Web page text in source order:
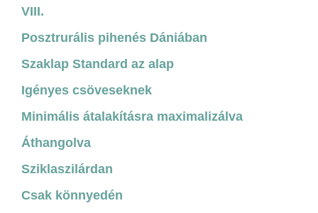
VIII.
Posztrurális pihenés Dániában
Szaklap Standard az alap
Igényes csöveseknek
Minimális átalakításra maximalizálva
Áthangolva
Sziklaszilárdan
Csak könnyedén